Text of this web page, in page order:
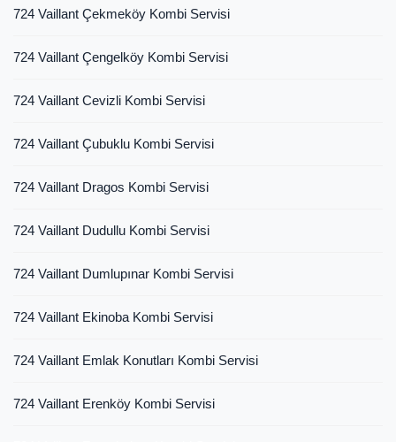
724 Vaillant Çekmeköy Kombi Servisi
724 Vaillant Çengelköy Kombi Servisi
724 Vaillant Cevizli Kombi Servisi
724 Vaillant Çubuklu Kombi Servisi
724 Vaillant Dragos Kombi Servisi
724 Vaillant Dudullu Kombi Servisi
724 Vaillant Dumlupınar Kombi Servisi
724 Vaillant Ekinoba Kombi Servisi
724 Vaillant Emlak Konutları Kombi Servisi
724 Vaillant Erenköy Kombi Servisi